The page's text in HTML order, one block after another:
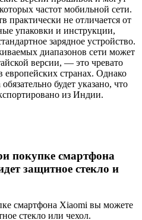
частот мобильной сети.
практически не отличается от
упаковки и инструкции,
зарядное устройство.
диапазонов сети может
версии, — это чревато
европейских странах. Однако
будет указано, что
из Индии.
покупке смартфона
защитное стекло и
смартфона Xiaomi вы можете
стекло или чехол.